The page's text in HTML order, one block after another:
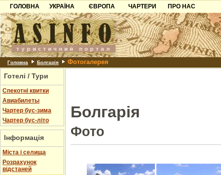
ГОЛОВНА
УКРАЇНА
Карпати
Азов
Причорноморря
Шацьк
ЄВРОПА
Чорногорія
Хорватія
Болгарія
Албанія
ЧАРТЕРИ
ПРО НАС
Контакти
Партнерам
Додати готель
Головна Болгарія Фотогалерея
Готелі / Тури
Спекотні квитки
Авиабилеты
Чартер бус-зима
Чартер бус-літо
Інформація
Міста і селища
Розрахунок
відстаней
Болгарія
Фото